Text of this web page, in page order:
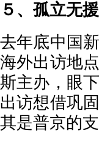
５、孤立无
去年底中国
海外出访地
斯主办，眼
出访想借巩
其是普京的